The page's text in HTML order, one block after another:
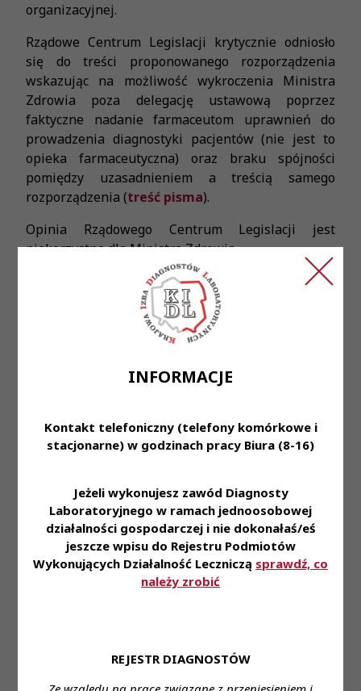
INFORMACJE
Kontakt telefoniczny (telefony komórkowe i
stacjonarne) w godzinach pracy Biura (8-16)
Jeżeli wykonujesz zawód Diagnosty
Laboratoryjnego w ramach jednoosobowej
działalności gospodarczej i nie dokonałaś/eś
jeszcze wpisu do Rejestru Podmiotów
Wykonujących Działalność Leczniczą sprawdź, co
należy zrobić
REJESTR DIAGNOSTÓW
organizacyjnej.
Rządowe Centrum Legislacji krytycznie odniosło
się do treści proponowanego rozporządzenia
wskazując na możliwość wykroczenia Ministra
Zdrowia poza delegację ustawową poprzez
faktyczne nadanie farmaceutom uprawnień do
prowadzenia diagnostyki pacjentów (nie jest to
opieka farmaceutyczna) oraz braku spójności
pomiędzy uzasadnieniem a treścią samego
rozporządzenia (treść pisma).
Opinia Rządowego Centrum Legislacji jest
niekorzystna dla Ministra Zdrowia.
Rządowe Centrum Legislacji jest odpowiedzialne
za zapewnienie koordynacji działalności
legislacyjnej Rady Ministrów, Prezesa Rady
Ministrów i innych organów administracji
Zastrzeżenia Rządowego Centrum Legislacji są
Izbę Diagnostów Laboratoryjnych już w dniu 19
stycznia 2022 roku (treść pisma).
Izba Diagnostów Laboratoryjnych podkreśla, że
prowadzenie postępowania diagnostycznego np. w
kierunku wykrycia SARS-CoV-2 (np. wykonywanie
testów antygenowych) nie mieści się w zakresie
opieki farmaceutycznej określonej przepisami
rozporządzenie wbrew zastrzeżeniom Rządowego
Centrum Legislacji, które odpowiada za obsługę